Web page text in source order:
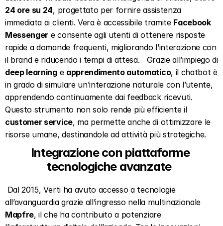
24 ore su 24, progettato per fornire assistenza
immediata ai clienti. Vera è accessibile tramite Facebook
Messenger e consente agli utenti di ottenere risposte
rapide a domande frequenti, migliorando l’interazione con
il brand e riducendo i tempi di attesa.   Grazie all’impiego di
deep learning e apprendimento automatico, il chatbot è
in grado di simulare un’interazione naturale con l’utente,
apprendendo continuamente dai feedback ricevuti.
Questo strumento non solo rende più efficiente il
customer service, ma permette anche di ottimizzare le
risorse umane, destinandole ad attività più strategiche.
Integrazione con piattaforme
tecnologiche avanzate
Mapfre, il che ha contribuito a potenziare